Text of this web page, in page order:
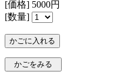
[価格] 5000円
[数量]